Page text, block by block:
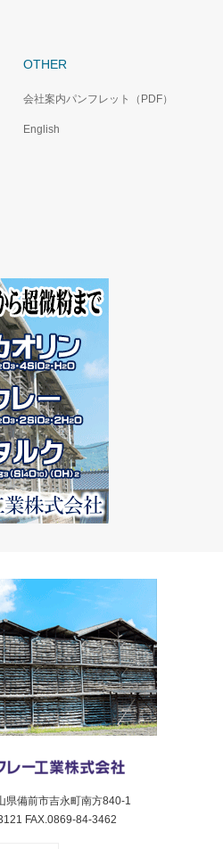
OTHER
会社案内パンフレット（PDF）
English
備前市吉永町南方840-1
FAX.0869-84-3462